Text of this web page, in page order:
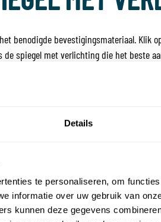
Details
te personaliseren, om
informatie over uw gebruik van
kunnen deze gegevens
benodigde bevestigingsmateriaal.
spiegel met verlichting die het beste
IS
minder stroom dan
ochtendroutine naar een hoger
niet kunt verbranden aan het licht.